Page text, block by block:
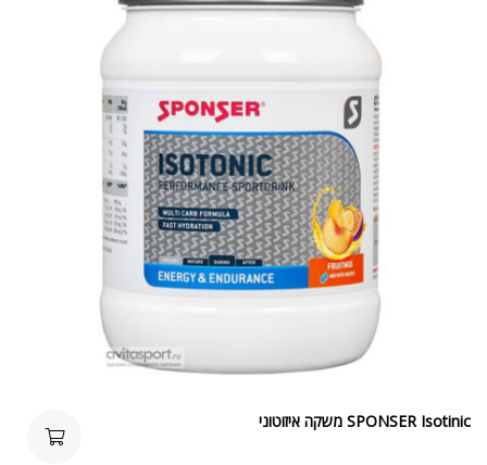
SPONSER Isotinic משקה איזוטוני